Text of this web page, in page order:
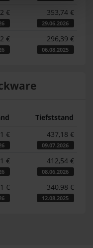
€ 353,74 €
29.06.2026
€ 296,39 €
06.08.2025
Tiefststand
€ 437,18 €
09.07.2026
€ 412,54 €
08.06.2026
€ 340,98 €
12.08.2025